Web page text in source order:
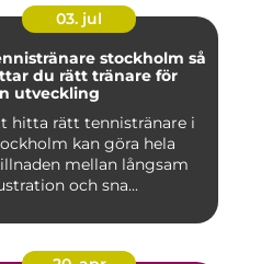
03. jul
stockholm så
du rätt tränare för
utveckling
hitta rätt tennistränare i
kan göra hela
mellan långsam
och sna...